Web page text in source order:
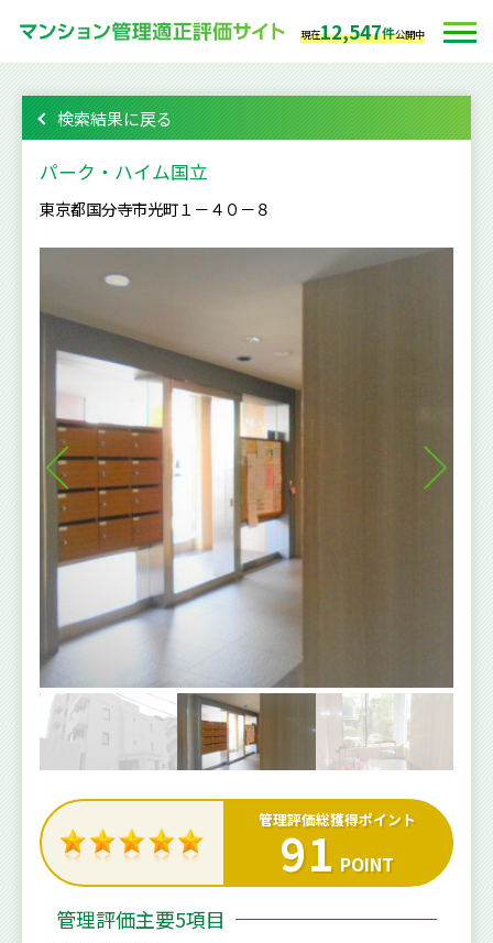
現在12,547件公開中
検索結果に戻る
パーク・ハイム国立
東京都国分寺市光町１－４０－８
管理評価総獲得ポイント
91 POINT
管理評価主要5項目